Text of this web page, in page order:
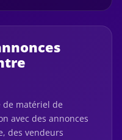
de matériel de
avec des annonces
des vendeurs